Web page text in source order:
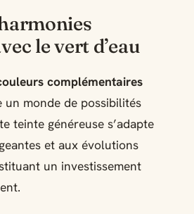
le vert d’eau
complémentaires
un monde de possibilités
teinte généreuse s’adapte
et aux évolutions
un investissement